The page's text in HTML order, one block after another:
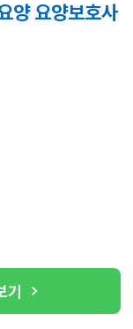
양 요양보호사
기